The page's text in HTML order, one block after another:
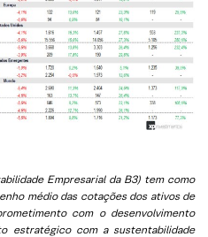
Empresarial da B3) tem como
médio das cotações dos ativos de
com o desenvolvimento
estratégico com a sustentabilidade